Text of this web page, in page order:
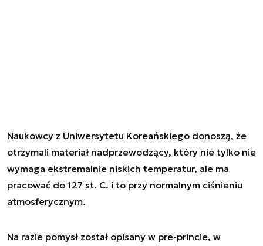
Naukowcy z Uniwersytetu Koreańskiego donoszą, że
otrzymali materiał nadprzewodzący, który nie tylko nie
wymaga ekstremalnie niskich temperatur, ale ma
pracować do 127 st. C. i to przy normalnym ciśnieniu
atmosferycznym.
Na razie pomysł został opisany w pre-princie, w